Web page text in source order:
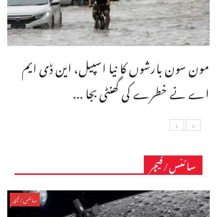
مون سون بارشوں کا نیا اسپیل، این ڈی ایم
اے نے خطرے کی گھنٹی بجا ...
سائنس/فیچر
سائنس/فیچر